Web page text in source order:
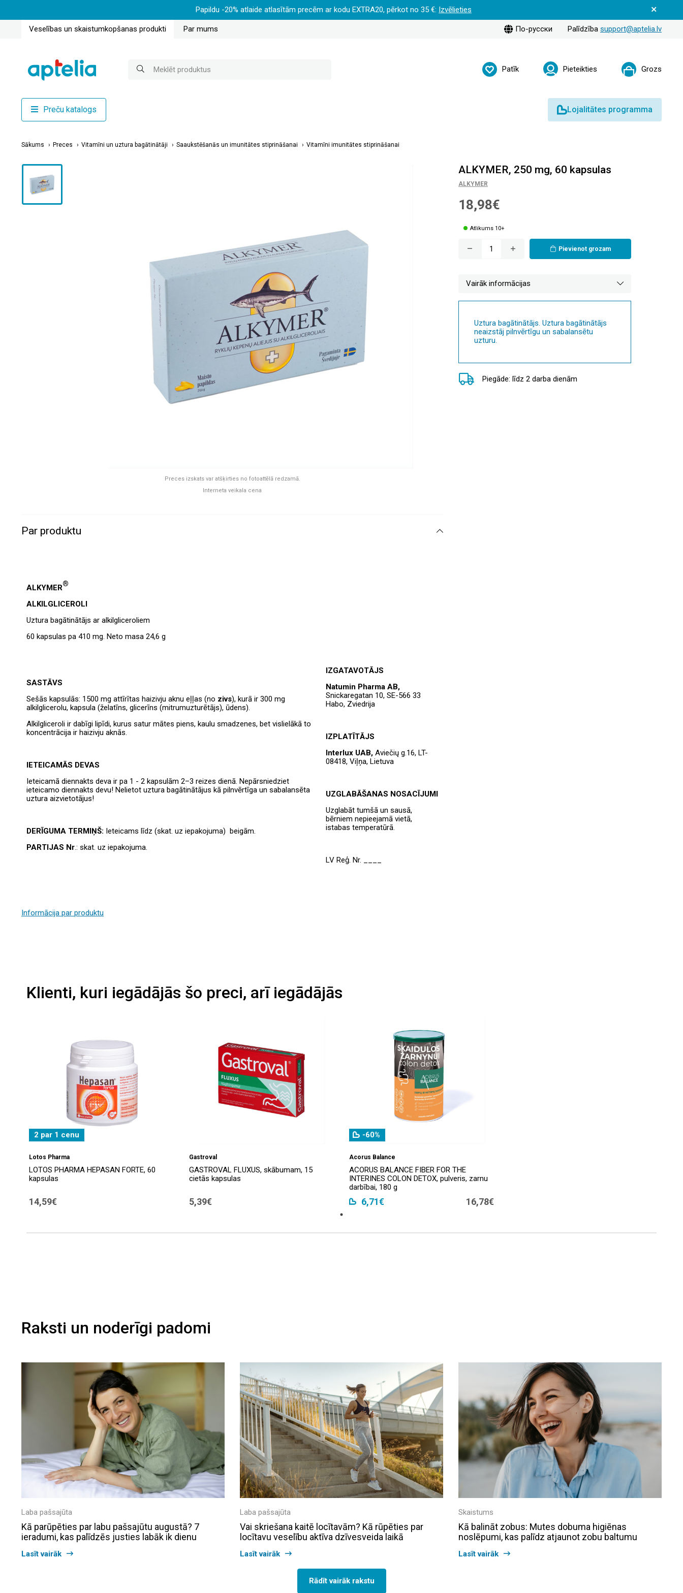
Papildu -20% atlaide atlasītām precēm ar kodu EXTRA20, pērkot no 35 €: Izvēlieties
Veselības un skaistumkopšanas produkti Par mums По-русски Palīdzība support@aptelia.lv
Patīk Pieteikties Grozs
Preču katalogs Lojalitātes programma
Sākums Preces Vitamīni un uztura bagātinātāji Saaukstēšanās un imunitātes stiprināšanai Vitamīni imunitātes stiprināšanai
Preces izskats var atšķirties no fotoattēlā redzamā.
Interneta veikala cena
Par produktu
ALKYMER®
ALKILGLICEROLI
Uztura bagātinātājs ar alkilgliceroliem
60 kapsulas pa 410 mg. Neto masa 24,6 g
SASTĀVS
Sešās kapsulās: 1500 mg attīrītas haizivju aknu eļļas (no zivs), kurā ir 300 mg
alkilglicerolu, kapsula (želatīns, glicerīns (mitrumuzturētājs), ūdens).
Alkilgliceroli ir dabīgi lipīdi, kurus satur mātes piens, kaulu smadzenes, bet vislielākā to
koncentrācija ir haizivju aknās.
IETEICAMĀS DEVAS
Ieteicamā diennakts deva ir pa 1 - 2 kapsulām 2–3 reizes dienā. Nepārsniedziet
ieteicamo diennakts devu! Nelietot uztura bagātinātājus kā pilnvērtīga un sabalansēta
uztura aizvietotājus!
DERĪGUMA TERMIŅŠ: Ieteicams līdz (skat. uz iepakojuma) beigām.
PARTIJAS Nr.: skat. uz iepakojuma.
IZGATAVOTĀJS
Natumin Pharma AB,
Snickaregatan 10, SE-566 33
Habo, Zviedrija
IZPLATĪTĀJS
Interlux UAB, Aviečių g.16, LT-
08418, Viļņa, Lietuva
UZGLABĀŠANAS NOSACĪJUMI
Uzglabāt tumšā un sausā,
bērniem nepieejamā vietā,
istabas temperatūrā.
LV Reģ. Nr. ____
Informācija par produktu
ALKYMER, 250 mg, 60 kapsulas
ALKYMER
18,98€
Atlikums 10+
Pievienot grozam
Vairāk informācijas
Uztura bagātinātājs. Uztura bagātinātājs
neaizstāj pilnvērtīgu un sabalansētu
uzturu.
Piegāde: līdz 2 darba dienām
Klienti, kuri iegādājās šo preci, arī iegādājās
2 par 1 cenu
Lotos Pharma
LOTOS PHARMA HEPASAN FORTE, 60
kapsulas
14,59€
Gastroval
GASTROVAL FLUXUS, skābumam, 15
cietās kapsulas
5,39€
-60%
Acorus Balance
ACORUS BALANCE FIBER FOR THE
INTERINES COLON DETOX, pulveris, zarnu
darbībai, 180 g
6,71€ 16,78€
Raksti un noderīgi padomi
Laba pašsajūta
Kā parūpēties par labu pašsajūtu augustā? 7
ieradumi, kas palīdzēs justies labāk ik dienu
Lasīt vairāk
Laba pašsajūta
Vai skriešana kaitē locītavām? Kā rūpēties par
locītavu veselību aktīva dzīvesveida laikā
Lasīt vairāk
Skaistums
Kā balināt zobus: Mutes dobuma higiēnas
noslēpumi, kas palīdz atjaunot zobu baltumu
Lasīt vairāk
Rādīt vairāk rakstu